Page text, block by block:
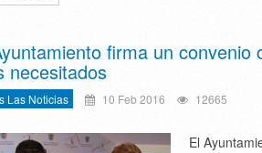
firma un
necesitados
Las Noticias 10 Feb 2016 12665
El